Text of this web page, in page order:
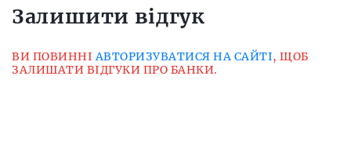
Залишити відгук
ВИ ПОВИННІАВТОРИЗУВАТИСЯ НА САЙТІ, ЩОБ
ЗАЛИШАТИ ВІДГУКИ ПРО БАНКИ.